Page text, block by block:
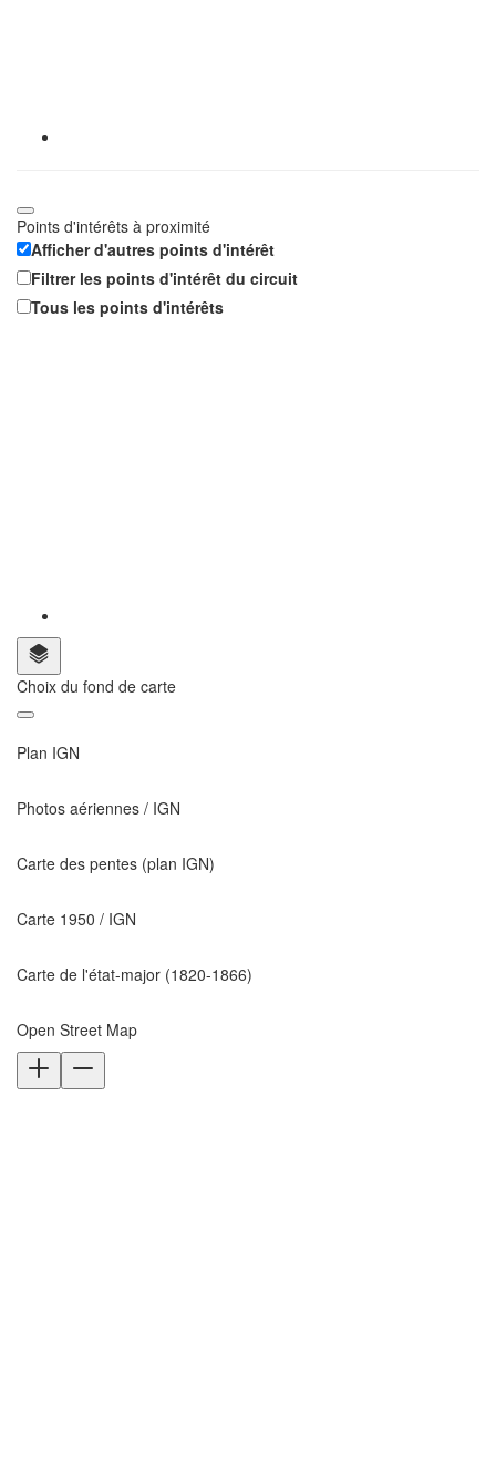
Points d'intérêts à proximité
Afficher d'autres points d'intérêt
Filtrer les points d'intérêt du circuit
Tous les points d'intérêts
Choix du fond de carte
Plan IGN
Photos aériennes / IGN
Carte des pentes (plan IGN)
Carte 1950 / IGN
Carte de l'état-major (1820-1866)
Open Street Map